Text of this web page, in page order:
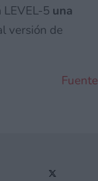
5 una
versión de
Fuente